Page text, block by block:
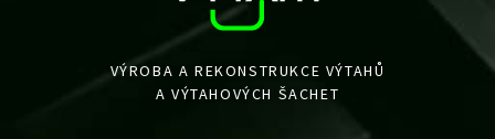
VÝROBA A REKONSTRUKCE VÝTAHŮ
A VÝTAHOVÝCH ŠACHET